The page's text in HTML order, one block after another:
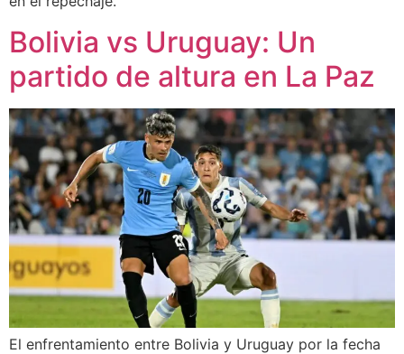
Bolivia vs Uruguay: Un
partido de altura en La Paz
El enfrentamiento entre Bolivia y Uruguay por la fecha